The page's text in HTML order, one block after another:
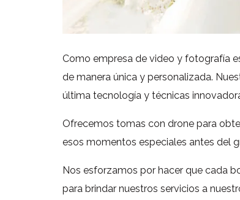
Como empresa de video y fotografía
de manera única y personalizada.
última tecnología y técnicas
Ofrecemos tomas con drone para
esos momentos especiales antes del
Nos esforzamos por hacer que cada
para brindar nuestros servicios a